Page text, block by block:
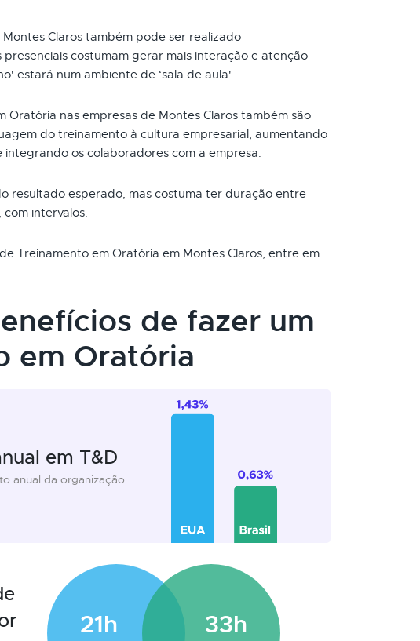
Claros também pode ser realizado
costumam gerar mais interação e atenção
estará num ambiente de ‘sala de aula'.
Oratória nas empresas de Montes Claros também são
do treinamento à cultura empresarial, aumentando
os colaboradores com a empresa.
resultado esperado, mas costuma ter duração entre
intervalos.
Treinamento em Oratória em Montes Claros, entre em
de fazer um
em Oratória
em T&D
anual da organização
21h 33h